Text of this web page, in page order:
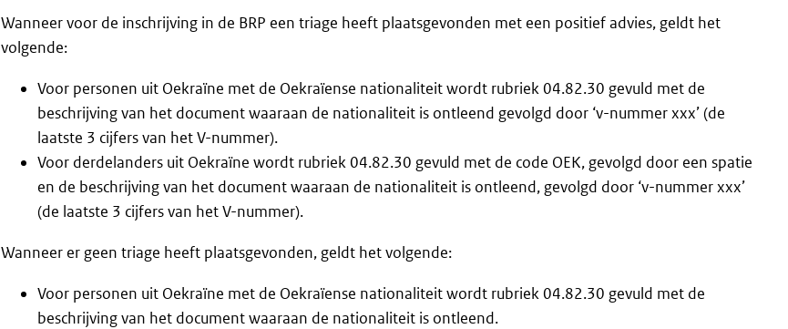
Wanneer voor de inschrijving in de BRP een triage heeft plaatsgevonden met een positief advies, geldt het
volgende:
Voor personen uit Oekraïne met de Oekraïense nationaliteit wordt rubriek 04.82.30 gevuld met de
beschrijving van het document waaraan de nationaliteit is ontleend gevolgd door ‘v-nummer xxx’ (de
laatste 3 cijfers van het V-nummer).
Voor derdelanders uit Oekraïne wordt rubriek 04.82.30 gevuld met de code OEK, gevolgd door een spatie
en de beschrijving van het document waaraan de nationaliteit is ontleend, gevolgd door ‘v-nummer xxx’
(de laatste 3 cijfers van het V-nummer).
Wanneer er geen triage heeft plaatsgevonden, geldt het volgende:
Voor personen uit Oekraïne met de Oekraïense nationaliteit wordt rubriek 04.82.30 gevuld met de
beschrijving van het document waaraan de nationaliteit is ontleend.